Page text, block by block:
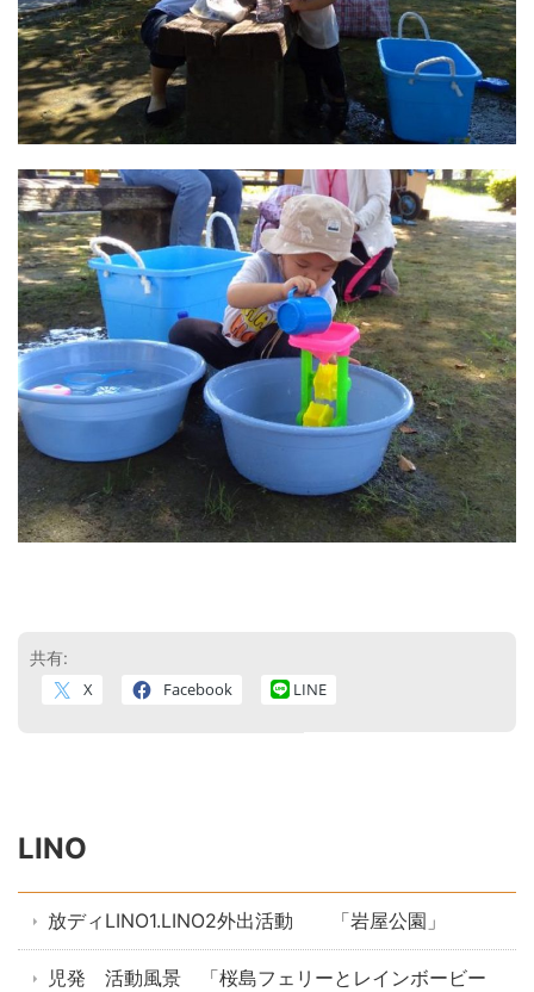
共有:
X Facebook LINE
LINO
放ディLINO1.LINO2外出活動 「岩屋公園」
児発 活動風景 「桜島フェリーとレインボービー